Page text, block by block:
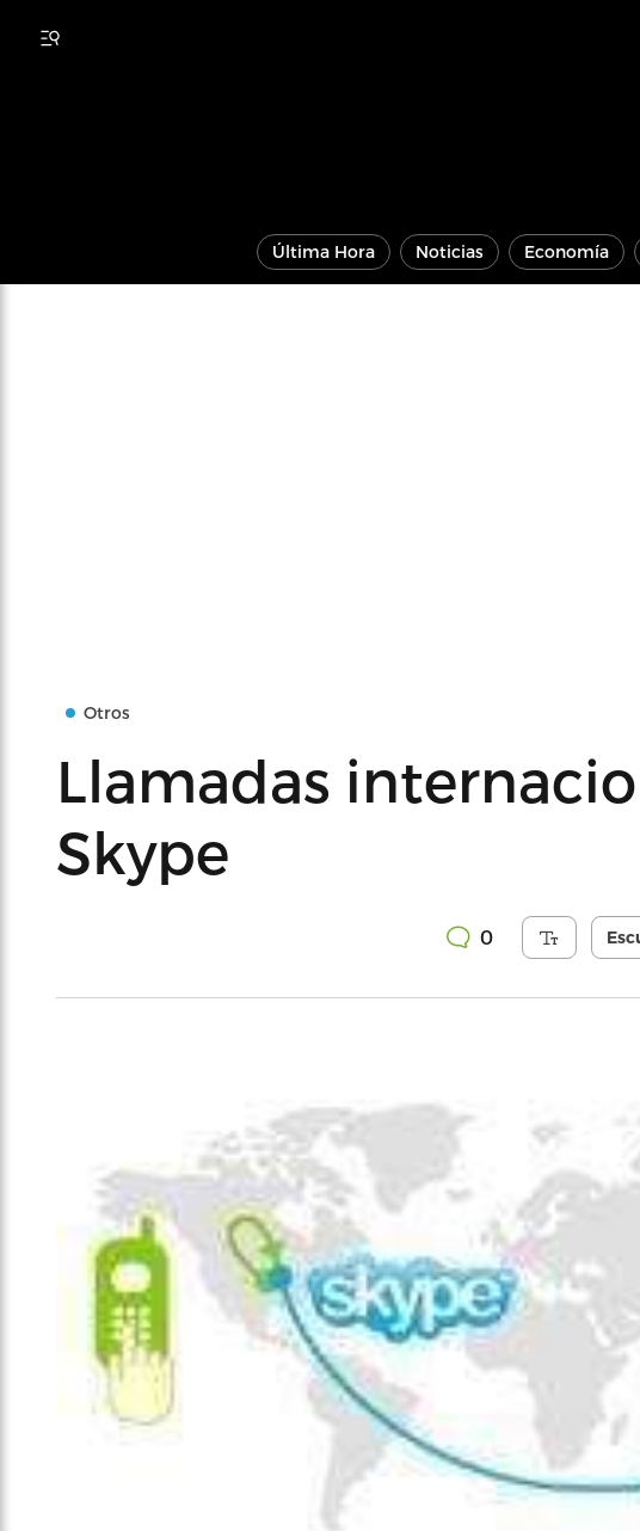
Última Hora Noticias Economía
Otros
Llamadas
Skype
0